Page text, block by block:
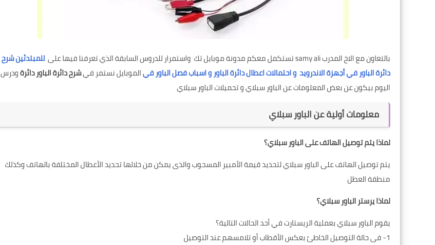
بالتعاون مع الاخ المدرب samy ali تستكمل معكم مدونة موبايل تك واستمرار للدروس السابقة الذي تعرفنا فيها على للمبتدئين شرح
دائرة الباور في أجهزة الاندرويد واحتمالات اعطال دائرة الباور و اسباب فصل الباور فيالموبايلنستمر فيشرح دائرة الباور دائرةودرس
اليوم بيكون عن بعض المعلومات عن الباور سبلاي و تحميلات الباور سبلاي
معلومات أولية عن الباور سبلاي
لماذا يتم توصيل الهاتف على الباور سبلاي؟
يتم توصيل الهاتف على الباور سبلاي لتحديد قيمة الأمبير المسحوب والذى يمكن من خلالها تحديد الأعطال المختلفة بالهاتف وكذلك
منطقة العطل
لماذا يرستر الباور سبلاي؟
يقوم الباور سبلاي بعملية الريستارت في أحد الحالات التالية؟
1- فى حالة التوصيل الخاطئ بعكس الأقطاب أو تلامسهم عند التوصيل